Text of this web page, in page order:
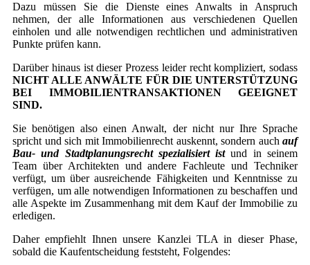
Dazu müssen Sie die Dienste eines Anwalts in Anspruch
nehmen, der alle Informationen aus verschiedenen Quellen
einholen und alle notwendigen rechtlichen und administrativen
Punkte prüfen kann.
Darüber hinaus ist dieser Prozess leider recht kompliziert, sodass
NICHT ALLE ANWÄLTE FÜR DIE UNTERSTÜTZUNG
BEI IMMOBILIENTRANSAKTIONEN GEEIGNET
SIND.
Sie benötigen also einen Anwalt, der nicht nur Ihre Sprache
spricht und sich mit Immobilienrecht auskennt, sondern auch auf
Bau- und Stadtplanungsrecht spezialisiert istund in seinem
Team über Architekten und andere Fachleute und Techniker
verfügt, um über ausreichende Fähigkeiten und Kenntnisse zu
verfügen, um alle notwendigen Informationen zu beschaffen und
alle Aspekte im Zusammenhang mit dem Kauf der Immobilie zu
erledigen.
Daher empfiehlt Ihnen unsere Kanzlei TLA in dieser Phase,
sobald die Kaufentscheidung feststeht, Folgendes: